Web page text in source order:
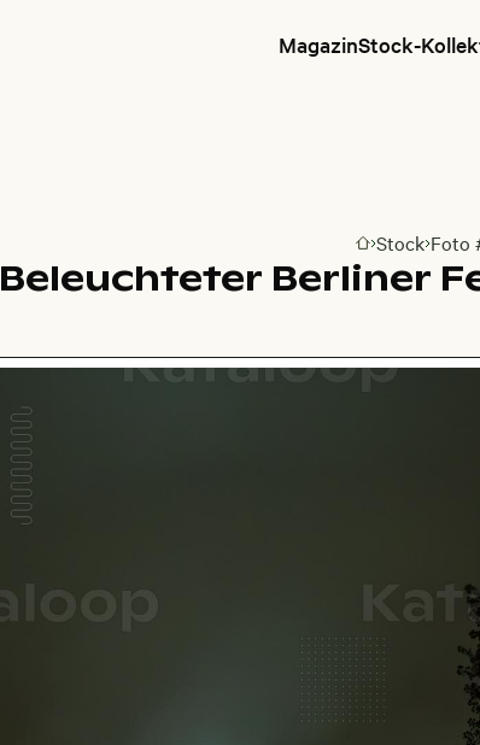
MagazinStock-
Zur
Stock Foto
Beleuchteter Berliner